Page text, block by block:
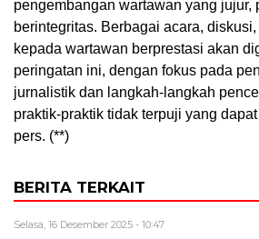
pengembangan wartawan yang jujur,
berintegritas. Berbagai acara,
kepada wartawan berprestasi akan
peringatan ini, dengan fokus pada
jurnalistik dan langkah-langkah
praktik-praktik tidak terpuji yang
pers. (**)
BERITA TERKAIT
Selasa, 16 Desember 2025 - 10:47